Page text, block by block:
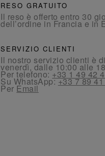
RESO GRATUITO
Il reso è offerto entro 30
dell’ordine in Francia e in
SERVIZIO CLIENTI
Il nostro servizio clienti è
venerdì, dalle 10:00 alle
Per telefono:+33 1 49 42
Su WhatsApp:+33 7 89 41
PerEmail